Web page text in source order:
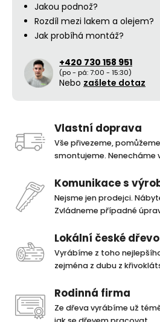
Jakou podnož?
Rozdíl mezi lakem a olejem?
Jak probíhá montáž?
+420 730 158 951
(po - pá: 7:00 - 15:30)
Nebo zašlete dotaz
Vlastní doprava
Vše přivezeme,
smontujeme. Nenecháme
Komunikace s
Nejsme jen prodejci.
Zvládneme případné
Lokální české dřevo
Vyrábíme z toho
zejména z dubu z
Rodinná firma
Ze dřeva vyrábíme už